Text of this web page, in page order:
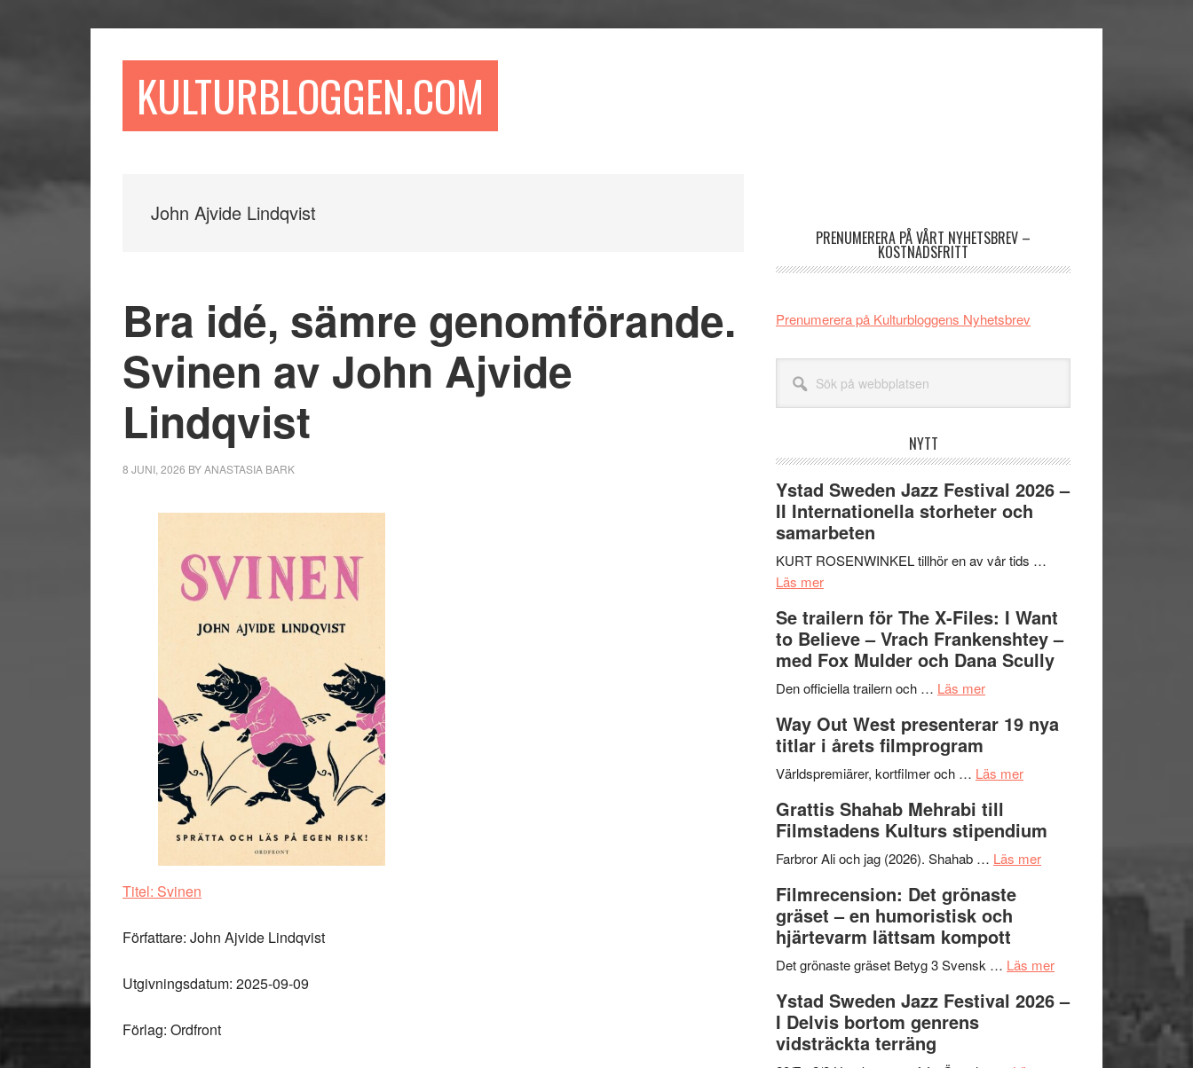
KULTURBLOGGEN.COM
John Ajvide Lindqvist
Bra idé, sämre genomförande.
Svinen av John Ajvide
Lindqvist
8 JUNI, 2026 BYANASTASIA BARK
Titel: Svinen
Författare: John Ajvide Lindqvist
Utgivningsdatum: 2025-09-09
Förlag: Ordfront
PRENUMERERA PÅ VÅRT NYHETSBREV –
KOSTNADSFRITT
Prenumerera på Kulturbloggens Nyhetsbrev
webbplatsen
NYTT
Ystad Sweden Jazz Festival 2026 –
II Internationella storheter och
samarbeten
KURT ROSENWINKEL tillhör en av vår tids …
Läs merom
Sweden
Jazz
Festival
2026
II
Internationella
storheter
samarbeten
Se trailern för The X-Files: I Want
to Believe – Vrach Frankenshtey –
med Fox Mulder och Dana Scully
Den officiella trailern och … Läs merom
trailern
The
Files:
I
Want
Believe
–
Vrach
Frankenshtey
med
Way Out West presenterar 19 nya
titlar i årets filmprogram
Världspremiärer, kortfilmer och … Läs merom
West
presenterar
årets
Grattis Shahab Mehrabi till
Filmstadens Kulturs stipendium
Farbror Ali och jag (2026). Shahab … Läs merom
Filmstadens
stipendium
Filmrecension: Det grönaste
gräset – en humoristisk och
hjärtevarm lättsam kompott
Det grönaste gräset Betyg 3 Svensk … Läs merom
Det
Ystad Sweden Jazz Festival 2026 –
I Delvis bortom genrens
vidsträckta terräng